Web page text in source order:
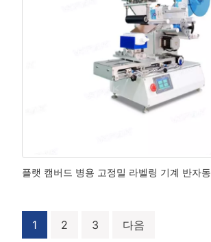
플랫 캠버드 병용 고정밀 라벨링 기계 반자동
글1 2 3 다음